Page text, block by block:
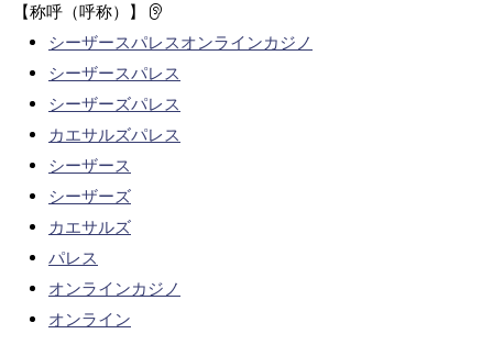
【称呼（呼称）】
シーザースパレスオンラインカジノ
シーザースパレス
シーザーズパレス
カエサルズパレス
シーザース
シーザーズ
カエサルズ
パレス
オンラインカジノ
オンライン